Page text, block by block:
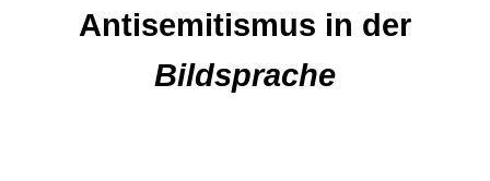
Antisemitismus in der
Bildsprache